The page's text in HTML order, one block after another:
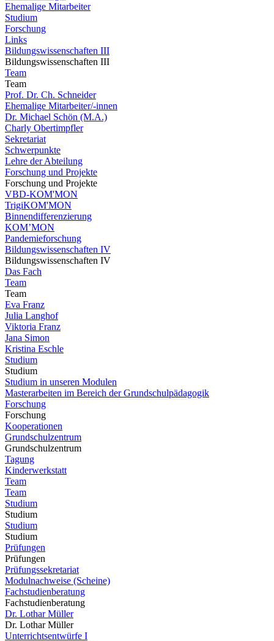
Ehemalige Mitarbeiter
Studium
Forschung
Links
Bildungswissenschaften III
Bildungswissenschaften III
Team
Team
Prof. Dr. Ch. Schneider
Ehemalige Mitarbeiter/-innen
Dr. Michael Schön (M.A.)
Charly Obertimpfler
Sekretariat
Schwerpunkte
Lehre der Abteilung
Forschung und Projekte
Forschung und Projekte
VBD-KOM'MON
TrigiKOM'MON
Binnendifferenzierung
KOM’MON
Pandemieforschung
Bildungswissenschaften IV
Bildungswissenschaften IV
Das Fach
Team
Team
Eva Franz
Julia Langhof
Viktoria Franz
Jana Simon
Kristina Eschle
Studium
Studium
Studium in unseren Modulen
Masterarbeiten im Bereich der Grundschulpädagogik
Forschung
Forschung
Kooperationen
Grundschulzentrum
Grundschulzentrum
Tagung
Kinderwerkstatt
Team
Team
Studium
Studium
Studium
Studium
Prüfungen
Prüfungen
Prüfungssekretariat
Modulnachweise (Scheine)
Fachstudienberatung
Fachstudienberatung
Dr. Lothar Müller
Dr. Lothar Müller
Unterrichtsentwürfe I